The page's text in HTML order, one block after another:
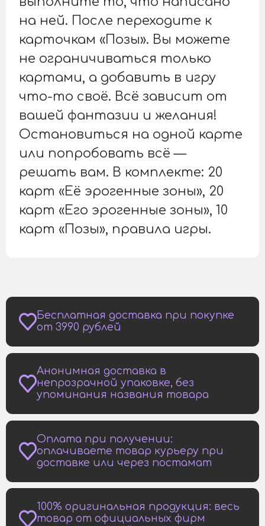
на ней. После переходите к
карточкам «Позы». Вы можете
не ограничиваться только
картами, а добавить в игру
что-то своё. Всё зависит от
вашей фантазии и желания!
Остановиться на одной карте
или попробовать всё —
решать вам. В комплекте: 20
карт «Её эрогенные зоны», 20
карт «Его эрогенные зоны», 10
карт «Позы», правила игры.
Бесплатная доставка при покупке
от 3990 рублей
Анонимная доставка в
непрозрачной упаковке, без
упоминания названия товара
Оплата при получении:
оплачиваете товар курьеру при
доставке или через постамат
100% оригинальная продукция: весь
товар от официальных фирм